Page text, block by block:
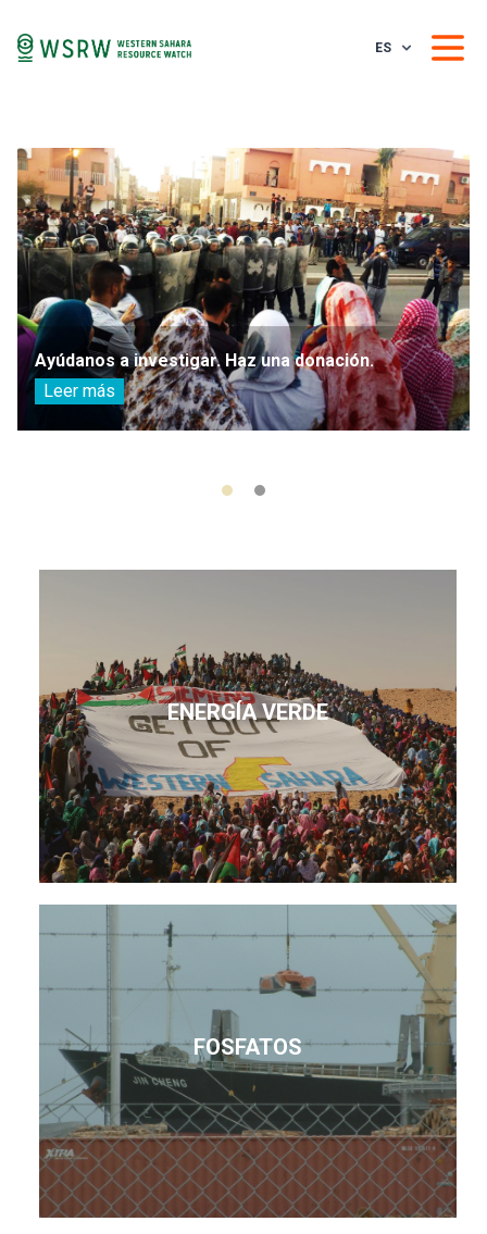
ES
Ayúdanos a investigar. Haz una donación.
Leer más
ENERGÍA VERDE
FOSFATOS